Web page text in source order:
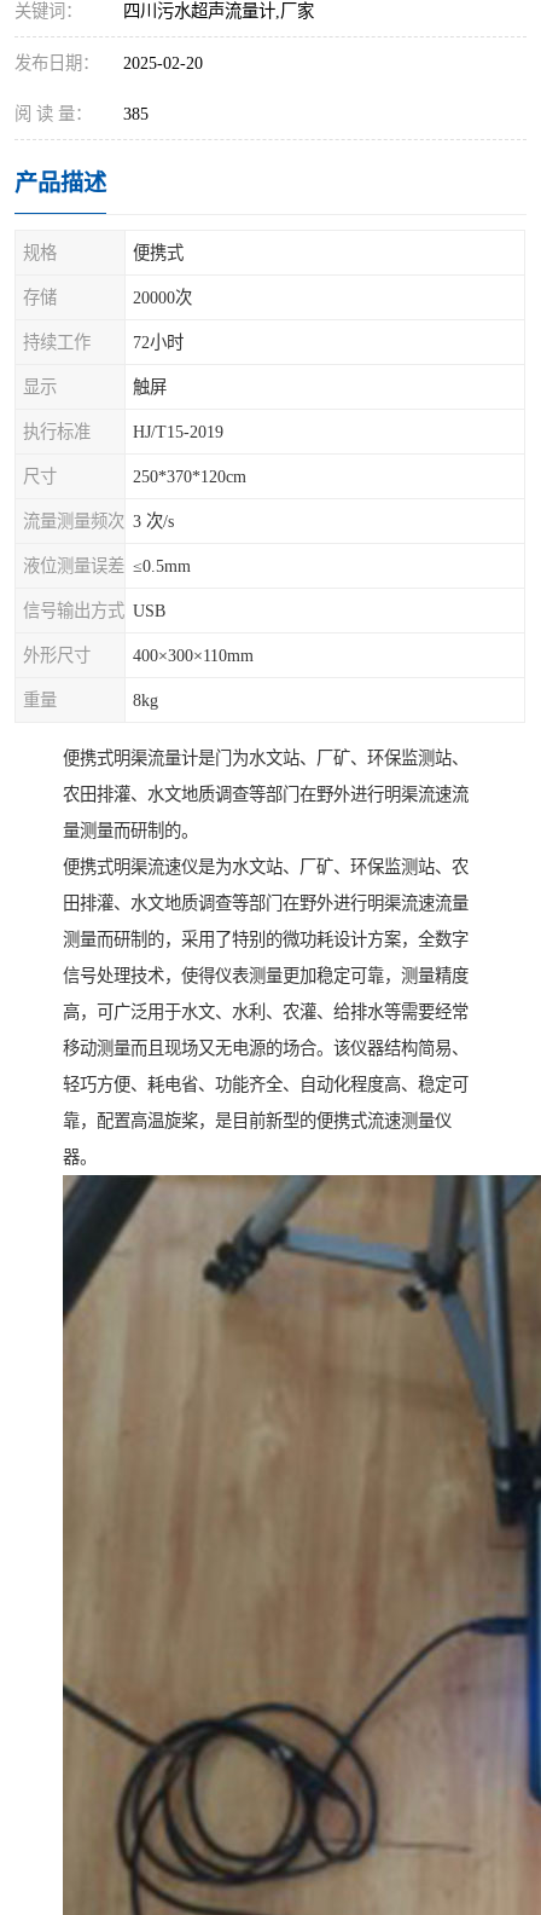
关键词： 四川污水超声流量计,厂家
发布日期： 2025-02-20
阅 读 量： 385
产品描述
规格 便携式
存储 20000次
持续工作 72小时
显示 触屏
执行标准 HJ/T15-2019
尺寸 250*370*120cm
流量测量频次 3 次/s
液位测量误差 ≤0.5mm
信号输出方式 USB
外形尺寸 400×300×110mm
重量 8kg
便携式明渠流量计是门为水文站、厂矿、环保监测站、
农田排灌、水文地质调查等部门在野外进行明渠流速流
量测量而研制的。
便携式明渠流速仪是为水文站、厂矿、环保监测站、农
田排灌、水文地质调查等部门在野外进行明渠流速流量
测量而研制的，采用了特别的微功耗设计方案，全数字
信号处理技术，使得仪表测量更加稳定可靠，测量精度
高，可广泛用于水文、水利、农灌、给排水等需要经常
移动测量而且现场又无电源的场合。该仪器结构简易、
轻巧方便、耗电省、功能齐全、自动化程度高、稳定可
靠，配置高温旋桨，是目前新型的便携式流速测量仪
器。